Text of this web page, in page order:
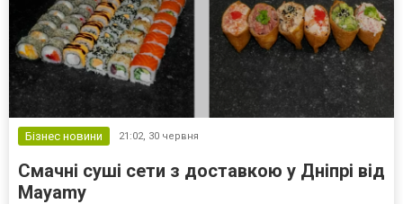
Бізнес новини 21:02, 30 червня
Смачні суші сети з доставкою у Дніпрі від
Mayamy